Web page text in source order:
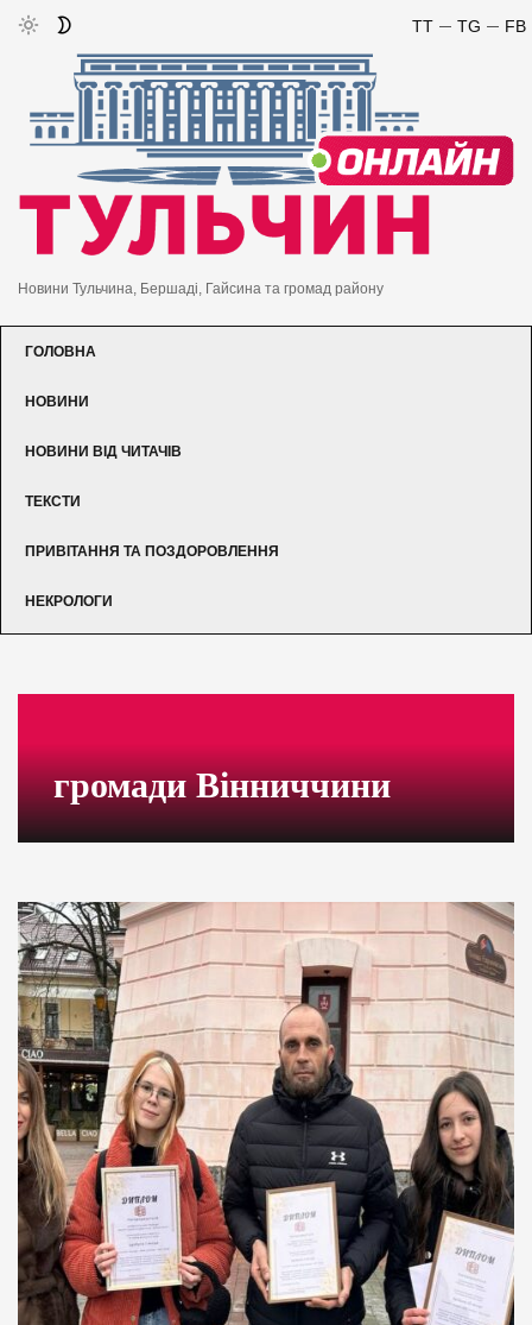
FB
TG
TT
Новини Тульчина, Бершаді, Гайсина та громад району
ГОЛОВНА
НОВИНИ
НОВИНИ ВІД ЧИТАЧІВ
ТЕКСТИ
ПРИВІТАННЯ ТА ПОЗДОРОВЛЕННЯ
НЕКРОЛОГИ
громади Вінниччини